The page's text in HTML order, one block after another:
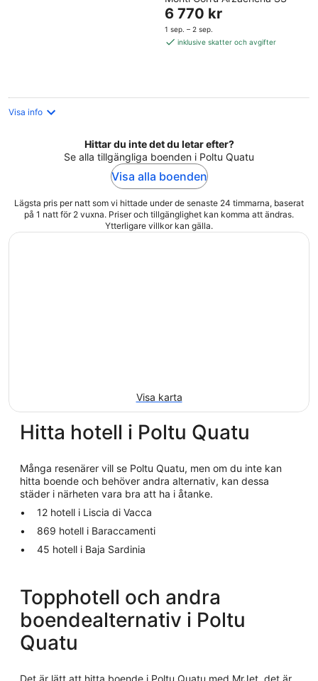
of
5
Priset
är
6 770 kr
6 770 kr
1 sep. – 2 sep.
inklusive skatter och avgifter
Visa info
Hittar du inte det du letar efter?
Se alla tillgängliga boenden i Poltu Quatu
Visa alla boenden
Lägsta pris per natt som vi hittade under de senaste 24 timmarna, baserat
på 1 natt för 2 vuxna. Priser och tillgänglighet kan komma att ändras.
Ytterligare villkor kan gälla.
Visa karta
Hitta hotell i Poltu Quatu
Många resenärer vill se Poltu Quatu, men om du inte kan
hitta boende och behöver andra alternativ, kan dessa
städer i närheten vara bra att ha i åtanke.
12 hotell i Liscia di Vacca
869 hotell i Baraccamenti
45 hotell i Baja Sardinia
Topphotell och andra
boendealternativ i Poltu
Quatu
Det är lätt att hitta boende i Poltu Quatu med MrJet, det är